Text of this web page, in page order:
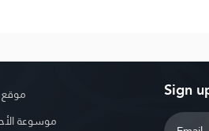
موقع
موسوعة
Sign